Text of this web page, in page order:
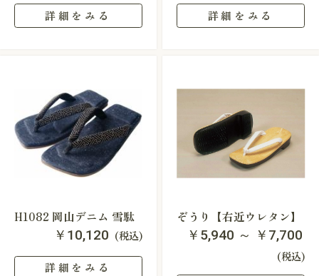
詳細をみる 詳細をみる
H1082 岡山デニム 雪駄
￥10,120 (税込)
詳細をみる
ぞうり【右近ウレタン】
￥5,940 ～ ￥7,700
(税込)